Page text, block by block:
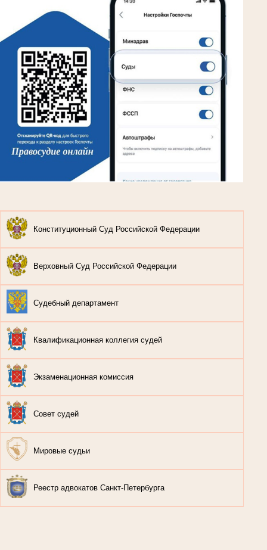
Конституционный Суд Российской Федерации
Верховный Суд Российской Федерации
Судебный департамент
Квалификационная коллегия судей
Экзаменационная комиссия
Совет судей
Мировые судьи
Реестр адвокатов Санкт-Петербурга